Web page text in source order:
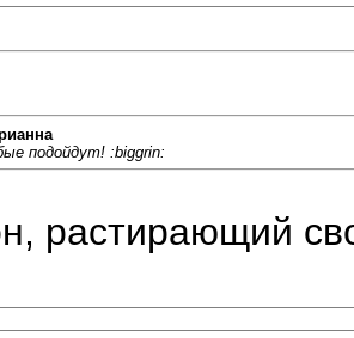
подойдут! :biggrin:
растирающий